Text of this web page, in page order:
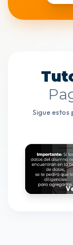
Sigue